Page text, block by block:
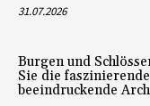
31.07.2026
Burgen und
Sie die
beeindruckende